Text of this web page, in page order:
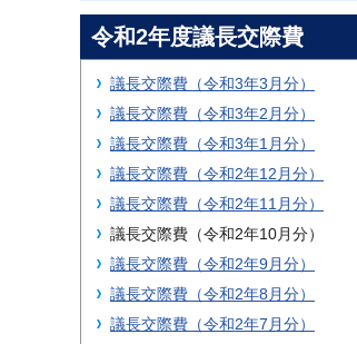
令和2年度議長交際費
議長交際費（令和3年3月分）
議長交際費（令和3年2月分）
議長交際費（令和3年1月分）
議長交際費（令和2年12月分）
議長交際費（令和2年11月分）
議長交際費（令和2年10月分）
議長交際費（令和2年9月分）
議長交際費（令和2年8月分）
議長交際費（令和2年7月分）